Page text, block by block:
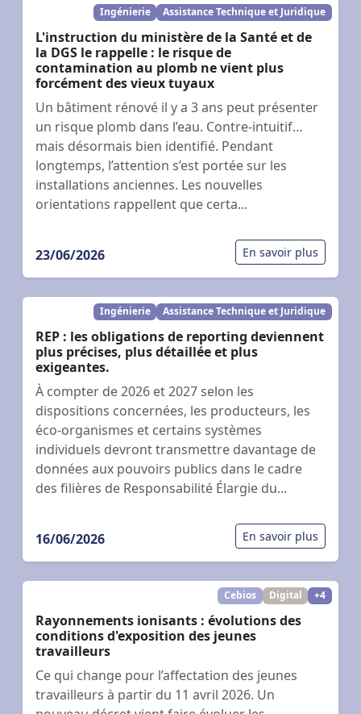
Ingénierie Assistance Technique et Juridique
L'instruction du ministère de la Santé et de
la DGS le rappelle : le risque de
contamination au plomb ne vient plus
forcément des vieux tuyaux
Un bâtiment rénové il y a 3 ans peut présenter
un risque plomb dans l’eau. Contre-intuitif…
mais désormais bien identifié. Pendant
longtemps, l’attention s’est portée sur les
installations anciennes. Les nouvelles
orientations rappellent que certa...
23/06/2026 En savoir plus
Ingénierie Assistance Technique et Juridique
REP : les obligations de reporting deviennent
plus précises, plus détaillée et plus
exigeantes.
À compter de 2026 et 2027 selon les
dispositions concernées, les producteurs, les
éco-organismes et certains systèmes
individuels devront transmettre davantage de
données aux pouvoirs publics dans le cadre
des filières de Responsabilité Élargie du...
16/06/2026 En savoir plus
Cebios Digital +4
Rayonnements ionisants : évolutions des
conditions d'exposition des jeunes
travailleurs
Ce qui change pour l’affectation des jeunes
travailleurs à partir du 11 avril 2026. Un